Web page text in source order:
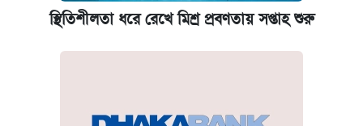
স্থিতিশীলতা ধরে রেখে মিশ্র প্রবণতায় সপ্তাহ শুরু